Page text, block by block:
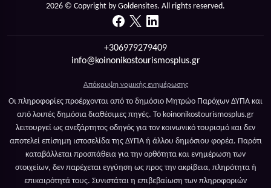
2026 © Copyright by Goldensites. All rights reserved.
+306979279409
info@koinonikostourismosplus.gr
Απόκρυψη νομικής ενημέρωσης
Οι πληροφορίες προέρχονται από το δημόσιο Μητρώο Παρόχων ΔΥΠΑ και
από λοιπές δημόσια διαθέσιμες πηγές. Το koinonikostourismosplus.gr
λειτουργεί ως ανεξάρτητος οδηγός για τον κοινωνικό τουρισμό και δεν
αποτελεί επίσημη ιστοσελίδα της ΔΥΠΑ ή άλλου δημόσιου φορέα. Παρότι
καταβάλλεται προσπάθεια για την ορθότητα και ενημέρωση των
στοιχείων, δεν παρέχεται εγγύηση ως προς την ακρίβεια, πληρότητα ή
επικαιρότητά τους. Συνιστάται η επιβεβαίωση των πληροφοριών